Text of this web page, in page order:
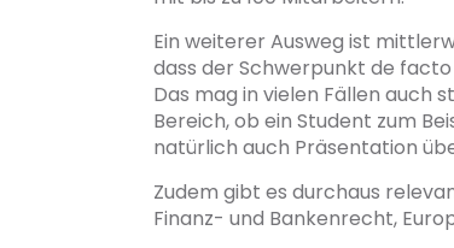
Ein weiterer Ausweg ist
dass der Schwerpunkt de
Das mag in vielen Fällen auch
Bereich, ob ein Student zum
natürlich auch Präsentation
Zudem gibt es durchaus
Finanz- und Bankenrecht,